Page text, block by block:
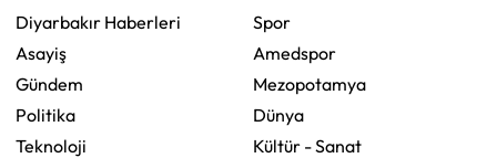
Diyarbakır Haberleri
Asayiş
Gündem
Politika
Teknoloji
Spor
Amedspor
Mezopotamya
Dünya
Kültür - Sanat